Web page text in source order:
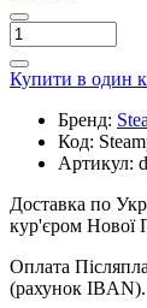
Купити в один
Бренд:
Код:
Артикул:
Доставка по
кур'єром Нової
Оплата
(рахунок IBAN).